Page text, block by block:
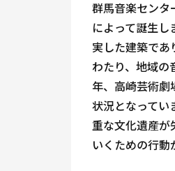
群馬音楽センタ
によって誕生
実した建築であ
わたり、地域の
年、高崎芸術劇
状況となってい
重な文化遺産が
いくための行動